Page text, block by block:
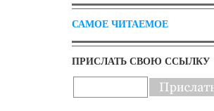
САМОЕ ЧИТАЕМОЕ
ПРИСЛАТЬ СВОЮ ССЫЛКУ